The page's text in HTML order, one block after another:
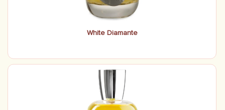
White Diamante